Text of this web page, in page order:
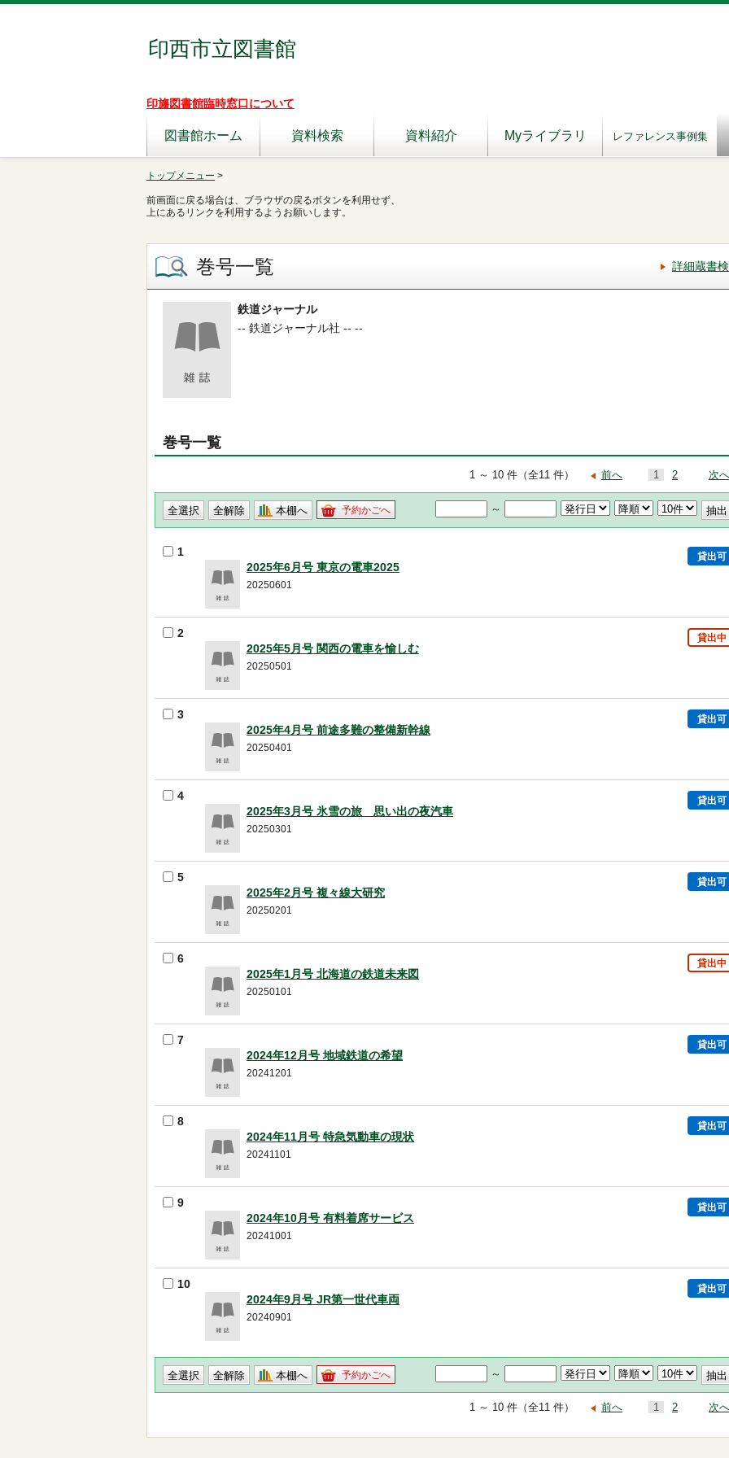
印西市立図書館
印旛図書館臨時窓口について
図書館ホーム 資料検索 資料紹介 Myライブラリ レファレンス事例集
トップメニュー >
前画面に戻る場合は、ブラウザの戻るボタンを利用せず、
上にあるリンクを利用するようお願いします。
巻号一覧 詳細蔵書
鉄道ジャーナル
-- 鉄道ジャーナル社 -- --
巻号一覧
1 ～ 10 件（全11 件） 前へ 1 2 次へ
本棚へ 予約かごへ ～
1
2025年6月号 東京の電車2025
20250601
貸出可
2
2025年5月号 関西の電車を愉しむ
20250501
貸出中
3
2025年4月号 前途多難の整備新幹線
20250401
貸出可
4
2025年3月号 氷雪の旅 思い出の夜汽車
20250301
貸出可
5
2025年2月号 複々線大研究
20250201
貸出可
6
2025年1月号 北海道の鉄道未来図
20250101
貸出中
7
2024年12月号 地域鉄道の希望
20241201
貸出可
8
2024年11月号 特急気動車の現状
20241101
貸出可
9
2024年10月号 有料着席サービス
20241001
貸出可
10
2024年9月号 JR第一世代車両
20240901
貸出可
本棚へ 予約かごへ ～
1 ～ 10 件（全11 件） 前へ 1 2 次へ